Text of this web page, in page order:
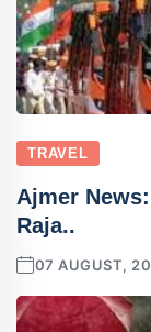
TRAVEL
Ajmer News:
Raja..
07 AUGUST,